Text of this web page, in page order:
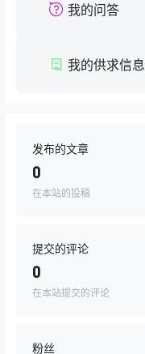
我的问答
我的供求信息
发布的文章
0
在本站的投稿
提交的评论
0
在本站提交的评论
粉丝